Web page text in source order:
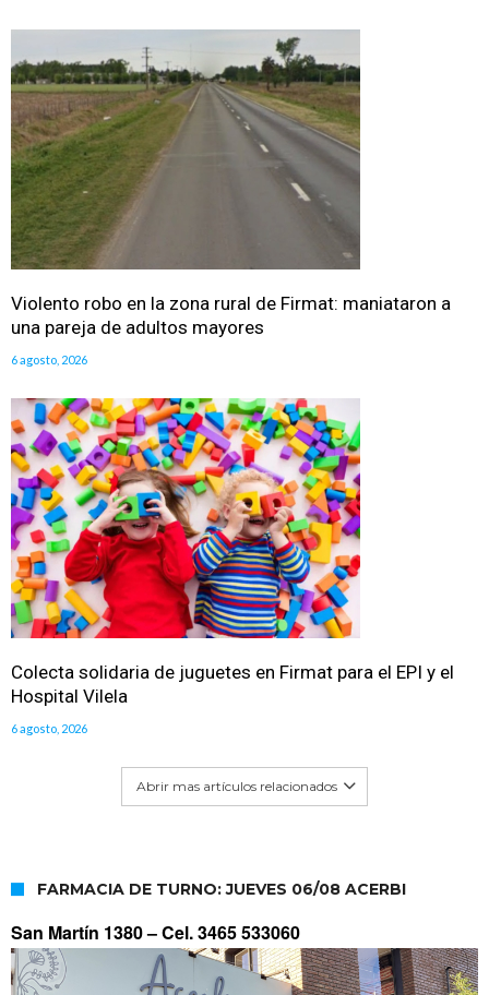
Violento robo en la zona rural de Firmat: maniataron a
una pareja de adultos mayores
6 agosto, 2026
Colecta solidaria de juguetes en Firmat para el EPI y el
Hospital Vilela
6 agosto, 2026
Abrir mas artículos relacionados
FARMACIA DE TURNO: JUEVES 06/08 ACERBI
San Martín 1380 –Cel. 3465 533060